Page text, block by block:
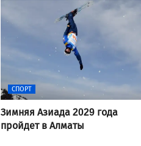
СПОРТ
Зимняя Азиада 2029 года
пройдет в Алматы